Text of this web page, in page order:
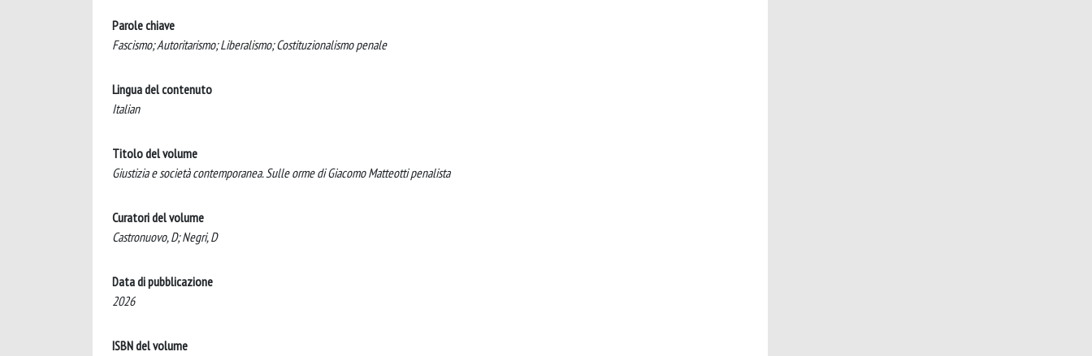
Parole chiave
Fascismo; Autoritarismo; Liberalismo; Costituzionalismo penale
Lingua del contenuto
Italian
Titolo del volume
Giustizia e società contemporanea. Sulle orme di Giacomo Matteotti penalista
Curatori del volume
Castronuovo, D; Negri, D
Data di pubblicazione
2026
ISBN del volume